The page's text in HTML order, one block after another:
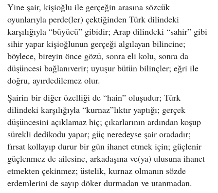
Yine şair, kişioğlu ile gerçeğin arasına sözcük
oyunlarıyla perde(ler) çektiğinden Türk dilindeki
karşılığıyla “büyücü” gibidir; Arap dilindeki “sahir” gibi
sihir yapar kişioğlunun gerçeği algılayan bilincine;
böylece, bireyin önce gözü, sonra eli kolu, sonra da
düşüncesi bağlanıverir; uyuşur bütün bilinçler; eğri ile
doğru, ayırdedilemez olur.
Şairin bir diğer özelliği de “hain” oluşudur; Türk
dilindeki karşılığıyla “kurnaz”lıktır yaptığı; gerçek
düşüncesini açıklamaz hiç; çıkarlarının ardından koşup
sürekli dedikodu yapar; güç neredeyse şair oradadır;
fırsat kollayıp durur bir gün ihanet etmek için; güçlenir
güçlenmez de ailesine, arkadaşına ve(ya) ulusuna ihanet
etmekten çekinmez; üstelik, kurnaz olmanın sözde
erdemlerini de sayıp döker durmadan ve utanmadan.